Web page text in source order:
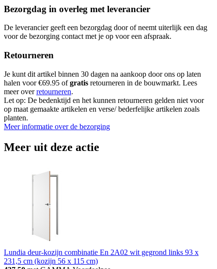
Bezorgdag in overleg met leverancier
De leverancier geeft een bezorgdag door of neemt uiterlijk een dag
voor de bezorging contact met je op voor een afspraak.
Retourneren
Je kunt dit artikel binnen 30 dagen na aankoop door ons op laten
halen voor €69.95 ofgratis retourneren in de bouwmarkt. Lees
meer overretourneren.
Let op: De bedenktijd en het kunnen retourneren gelden niet voor
op maat gemaakte artikelen en verse/ bederfelijke artikelen zoals
planten.
Meer informatie over de bezorging
Meer uit deze actie
Lundia deur-kozijn combinatie En 2A02 wit gegrond links 93 x
231,5 cm (kozijn 56 x 115 cm)